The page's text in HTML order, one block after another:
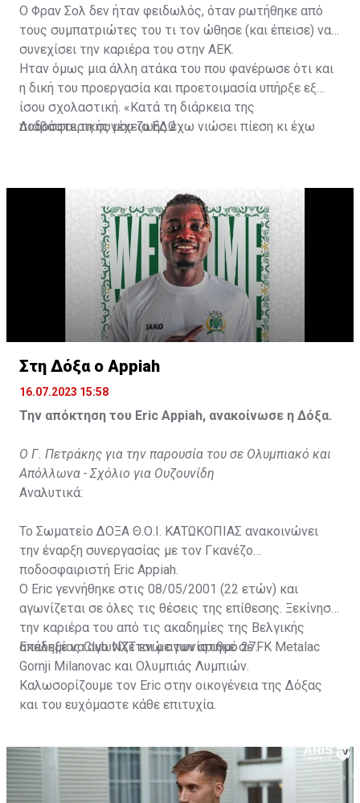
Ο Φραν Σολ δεν ήταν φειδωλός, όταν ρωτήθηκε από
τους συμπατριώτες του τι τον ώθησε (και έπεισε) να
συνεχίσει την καριέρα του στην ΑΕΚ.
Ήταν όμως μια άλλη ατάκα του που φανέρωσε ότι και
η δική του προεργασία και προετοιμασία υπήρξε εξ
ίσου σχολαστική. «Κατά τη διάρκεια της
ποδοσφαιρικής μου ζωής έχω νιώσει πίεση κι έχω
31χρονος άσος.
Διαβάστε τη συνέχειαΕΔΩ
Στη Δόξα ο Appiah
16.07.2023 15:58
Την απόκτηση του Eric Appiah, ανακοίνωσε η Δόξα.
Ο Γ. Πετράκης για την παρουσία του σε Ολυμπιακό και
Απόλλωνα - Σχόλιο για Ουζουνίδη
Αναλυτικά:
Το Σωματείο ΔΟΞΑ Θ.Ο.Ι. ΚΑΤΩΚΟΠΙΑΣ ανακοινώνει
την έναρξη συνεργασίας με τον Γκανέζο
ποδοσφαιριστή Eric Appiah.
Ο Eric γεννήθηκε στις 08/05/2001 (22 ετών) και
αγωνίζεται σε όλες τις θέσεις της επίθεσης. Ξεκίνησε
την καριέρα του από τις ακαδημίες της Βελγικής
ακαδημίας Club NXT ενώ αγωνίστηκε σε FK Metalac
Gornji Milanovac και Ολυμπιάς Λυμπιών.
Επέλεξε να αγωνίζεται με τον αριθμό 27.
Καλωσορίζουμε τον Eric στην οικογένεια της Δόξας
και του ευχόμαστε κάθε επιτυχία.